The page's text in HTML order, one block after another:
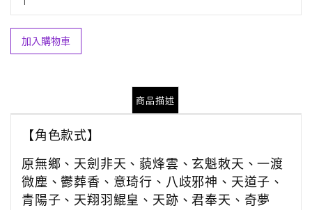
加入購物車
商品描述
【角色款式】
原無鄉、天劍非天、藐烽雲、玄魁敇天、一渡
微塵、鬱葬香、意琦行、八歧邪神、天道子、
青陽子、 天翔羽鯤皇、天跡、君奉天、奇夢